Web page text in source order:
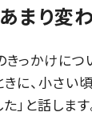
あまり変
きっかけにつ
きに、小さい
」と話します